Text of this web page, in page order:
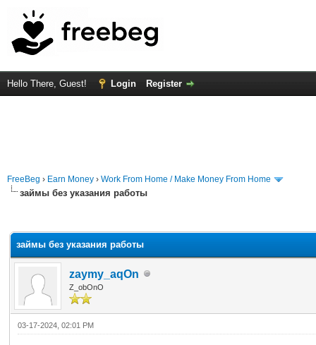
Hello There, Guest! Login Register
FreeBeg › Earn Money › Work From Home / Make Money From Home
займы без указания работы
займы без указания работы
zaymy_aqOn
Z_obOnO
03-17-2024, 02:01 PM